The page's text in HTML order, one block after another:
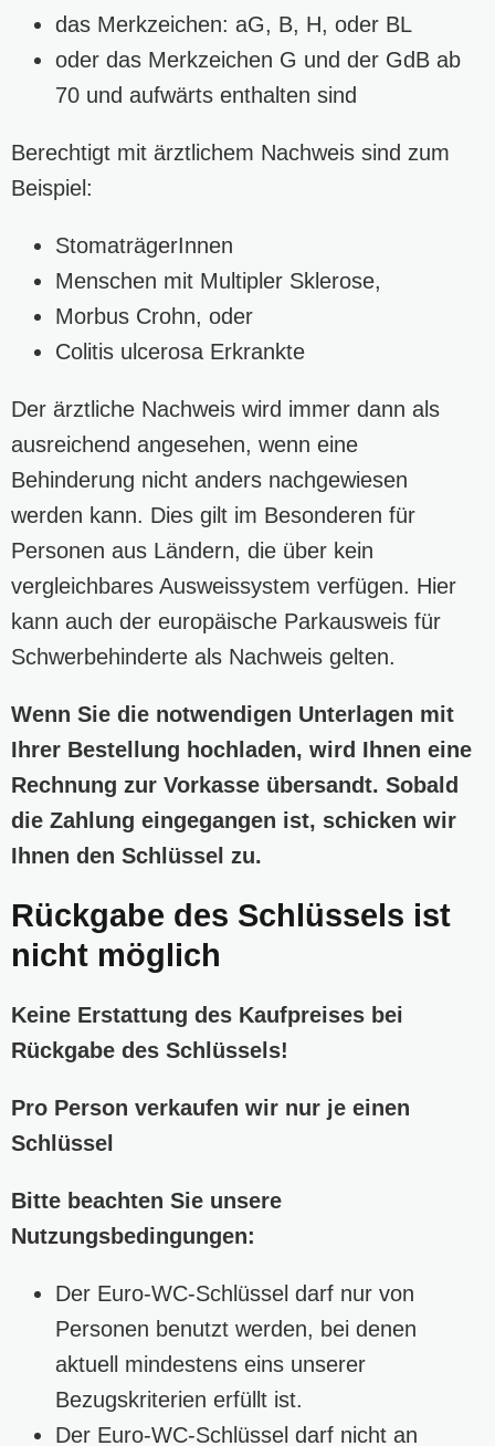
das Merkzeichen: aG, B, H, oder BL
oder das Merkzeichen G und der GdB ab
70 und aufwärts enthalten sind
Berechtigt mit ärztlichem Nachweis sind zum
Beispiel:
StomaträgerInnen
Menschen mit Multipler Sklerose,
Morbus Crohn, oder
Colitis ulcerosa Erkrankte
Der ärztliche Nachweis wird immer dann als
ausreichend angesehen, wenn eine
Behinderung nicht anders nachgewiesen
werden kann. Dies gilt im Besonderen für
Personen aus Ländern, die über kein
vergleichbares Ausweissystem verfügen. Hier
kann auch der europäische Parkausweis für
Schwerbehinderte als Nachweis gelten.
Wenn Sie die notwendigen Unterlagen mit
Ihrer Bestellung hochladen, wird Ihnen eine
Rechnung zur Vorkasse übersandt. Sobald
die Zahlung eingegangen ist, schicken wir
Ihnen den Schlüssel zu.
Rückgabe des Schlüssels ist
nicht möglich
Keine Erstattung des Kaufpreises bei
Rückgabe des Schlüssels!
Pro Person verkaufen wir nur je einen
Schlüssel
Bitte beachten Sie unsere
Nutzungsbedingungen:
Der Euro-WC-Schlüssel darf nur von
Personen benutzt werden, bei denen
aktuell mindestens eins unserer
Bezugskriterien erfüllt ist.
Der Euro-WC-Schlüssel darf nicht an